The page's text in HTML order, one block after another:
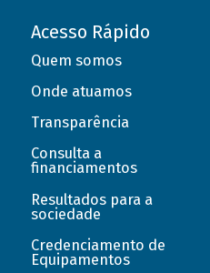
Acesso Rápido
Quem somos
Onde atuamos
Transparência
Consulta a
financiamentos
Resultados para a
sociedade
Credenciamento de
Equipamentos